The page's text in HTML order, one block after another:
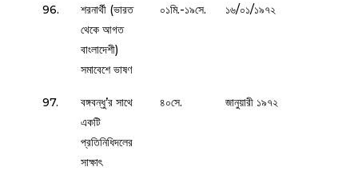
96.
শরনার্থী (ভারত
থেকে আগত
বাংলাদেশী)
সমাবেশে ভাষণ
০১মি.-১৯সে. ১৬/০১/১৯৭২
97.
বঙ্গবন্ধু’র সাথে
একটি
প্রতিনিধিদলের
সাক্ষাৎ
৪০সে. জানুয়ারী ১৯৭২